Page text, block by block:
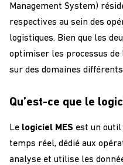
Management System)
respectives au sein des
logistiques. Bien que les
optimiser les processus de
sur des domaines
Qu’est-ce que le
Le logiciel MES est un outil
temps réel, dédié aux
analyse et utilise les